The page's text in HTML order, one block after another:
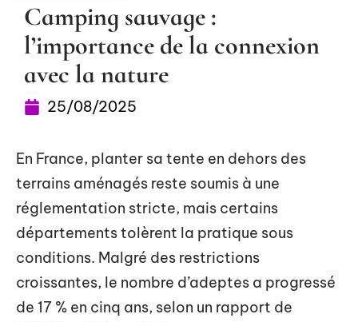
Camping sauvage :
l’importance de la connexion
avec la nature
25/08/2025
En France, planter sa tente en dehors des
terrains aménagés reste soumis à une
réglementation stricte, mais certains
départements tolèrent la pratique sous
conditions. Malgré des restrictions
croissantes, le nombre d’adeptes a progressé
de 17 % en cinq ans, selon un rapport de